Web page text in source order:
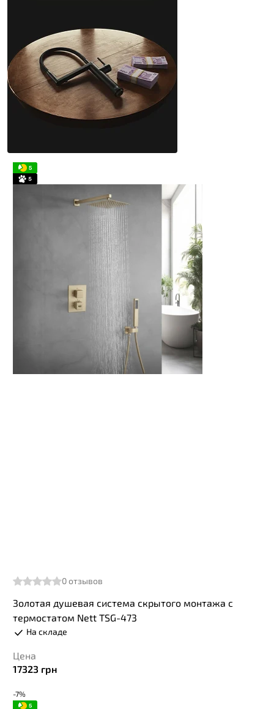
0отзывов
Золотая душевая система скрытого монтажа с
термостатом Nett TSG-473
На складе
Цена
17323 грн
-7%